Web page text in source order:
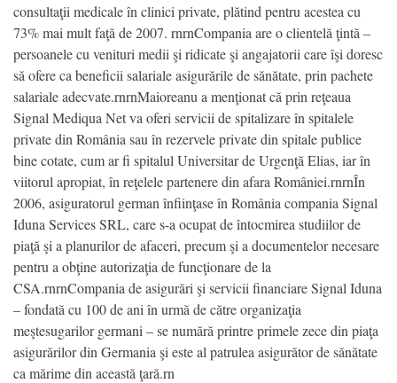
consultaţii medicale în clinici private, plătind pentru acestea cu
73% mai mult faţă de 2007. rnrnCompania are o clientelă ţintă –
persoanele cu venituri medii şi ridicate şi angajatorii care îşi doresc
să ofere ca beneficii salariale asigurările de sănătate, prin pachete
salariale adecvate.rnrnMaioreanu a menţionat că prin reţeaua
Signal Mediqua Net va oferi servicii de spitalizare în spitalele
private din România sau în rezervele private din spitale publice
bine cotate, cum ar fi spitalul Universitar de Urgenţă Elias, iar în
viitorul apropiat, în reţelele partenere din afara României.rnrnÎn
2006, asiguratorul german înfiinţase în România compania Signal
Iduna Services SRL, care s-a ocupat de întocmirea studiilor de
piaţă şi a planurilor de afaceri, precum şi a documentelor necesare
pentru a obţine autorizaţia de funcţionare de la
CSA.rnrnCompania de asigurări şi servicii financiare Signal Iduna
– fondată cu 100 de ani în urmă de către organizaţia
meştesugarilor germani – se numără printre primele zece din piaţa
asigurărilor din Germania şi este al patrulea asigurător de sănătate
ca mărime din această ţară.rn